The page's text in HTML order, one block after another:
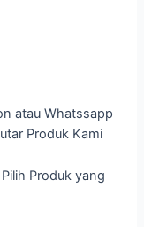
atau Whatssapp
Produk Kami
Produk yang